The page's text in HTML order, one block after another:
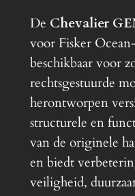
De Chevalier
voor Fisker
beschikbaar voor
rechtsgestuurde
herontworpen
structurele en
van de originele
en biedt
veiligheid,